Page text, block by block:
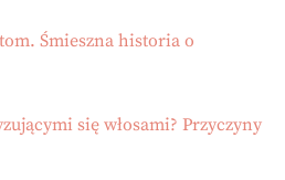
Śmieszna historia o
się włosami? Przyczyny